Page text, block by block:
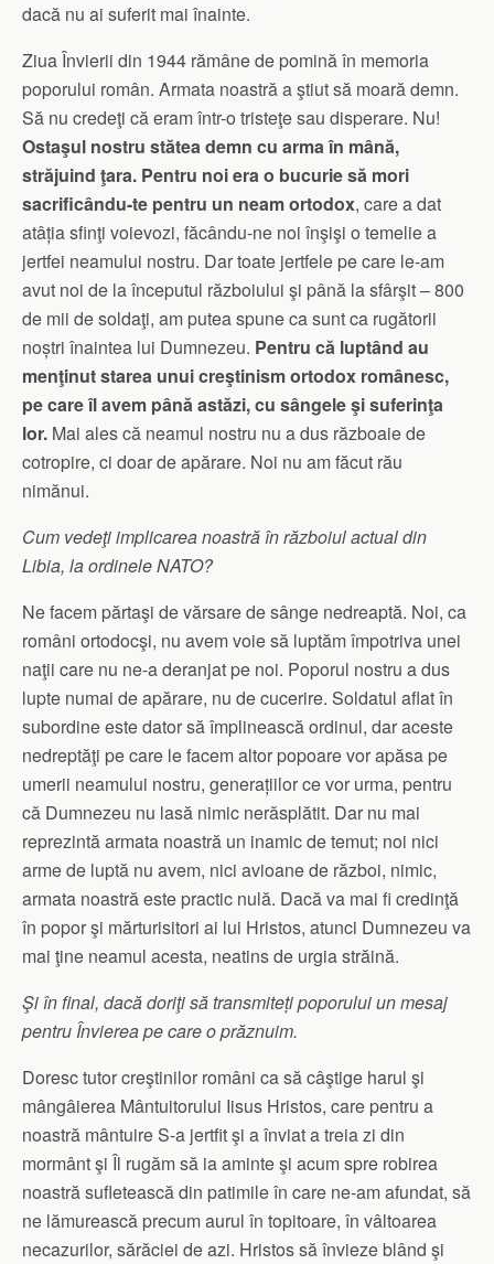
dacă nu ai suferit mai înainte.
Ziua Învierii din 1944 rămâne de pomină în memoria
poporului român. Armata noastră a ştiut să moară demn.
Să nu credeţi că eram într-o tristeţe sau disperare. Nu!
Ostaşul nostru stătea demn cu arma în mână,
străjuind ţara. Pentru noi era o bucurie să mori
sacrificându-te pentru un neam ortodox, care a dat
atâția sfinţi voievozi, făcându-ne noi înşişi o temelie a
jertfei neamului nostru. Dar toate jertfele pe care le-am
avut noi de la începutul războiului şi până la sfârşit – 800
de mii de soldaţi, am putea spune ca sunt ca rugătorii
noștri înaintea lui Dumnezeu. Pentru că luptând au
menţinut starea unui creştinism ortodox românesc,
pe care îl avem până astăzi, cu sângele şi suferinţa
lor. Mai ales că neamul nostru nu a dus războaie de
cotropire, ci doar de apărare. Noi nu am făcut rău
nimănui.
Cum vedeţi implicarea noastră în războiul actual din
Libia, la ordinele NATO?
Ne facem părtaşi de vărsare de sânge nedreaptă. Noi, ca
români ortodocşi, nu avem voie să luptăm împotriva unei
naţii care nu ne-a deranjat pe noi. Poporul nostru a dus
lupte numai de apărare, nu de cucerire. Soldatul aflat în
subordine este dator să împlinească ordinul, dar aceste
nedreptăţi pe care le facem altor popoare vor apăsa pe
umerii neamului nostru, generațiilor ce vor urma, pentru
că Dumnezeu nu lasă nimic nerăsplătit. Dar nu mai
reprezintă armata noastră un inamic de temut; noi nici
arme de luptă nu avem, nici avioane de război, nimic,
armata noastră este practic nulă. Dacă va mai fi credinţă
în popor şi mărturisitori ai lui Hristos, atunci Dumnezeu va
mai ţine neamul acesta, neatins de urgia străină.
Şi în final, dacă doriţi să transmiteți poporului un mesaj
pentru Învierea pe care o prăznuim.
Doresc tutor creştinilor români ca să câştige harul şi
mângâierea Mântuitorului Iisus Hristos, care pentru a
noastră mântuire S-a jertfit şi a înviat a treia zi din
mormânt şi Îl rugăm să ia aminte şi acum spre robirea
noastră sufletească din patimile în care ne-am afundat, să
ne lămurească precum aurul în topitoare, în vâltoarea
necazurilor, sărăciei de azi. Hristos să învieze blând şi